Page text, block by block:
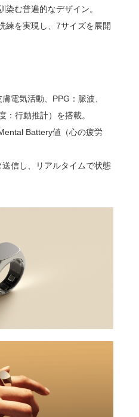
む普遍的なデザイン。
練を実現し、7サイズを展開
電気活動、PPG：脈波、
：行動推計）を搭載。
Battery値（心の疲労
信し、リアルタイムで状態